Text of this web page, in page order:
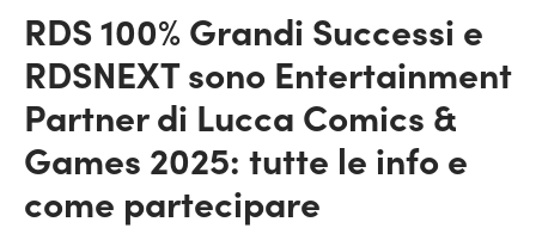
RDS 100% Grandi Successi e
RDSNEXT sono Entertainment
Partner di Lucca Comics &
Games 2025: tutte le info e
come partecipare